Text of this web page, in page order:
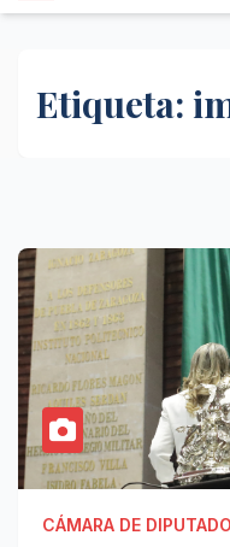
Etiqueta:
CÁMARA DE